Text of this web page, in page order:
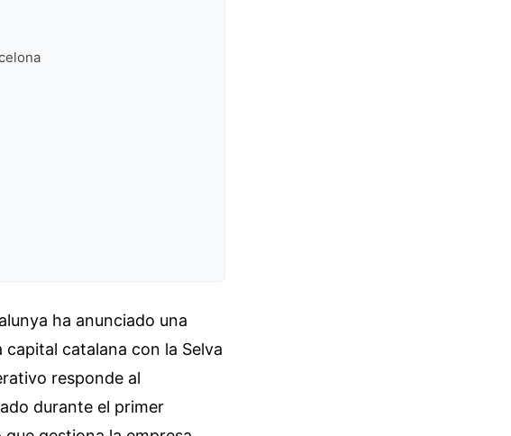
ha anunciado una
catalana con la Selva
responde al
durante el primer